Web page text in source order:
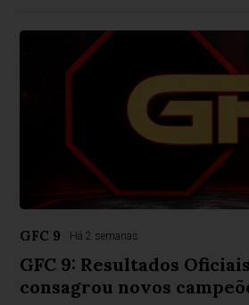
GFC 9 Há 2 semanas
GFC 9: Resultados
consagrou novos